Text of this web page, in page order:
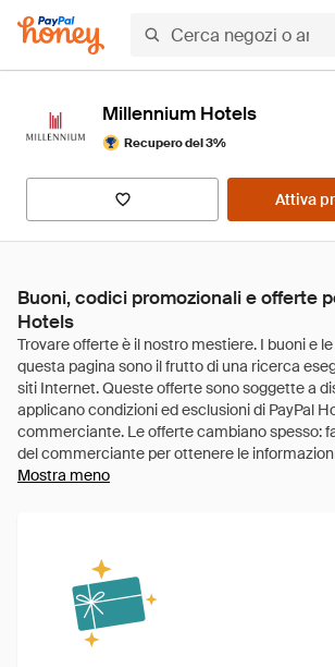
Millennium Hotels
Recupero del 3%
Attiva
Buoni, codici promozionali e offerte
Hotels
Mostra meno